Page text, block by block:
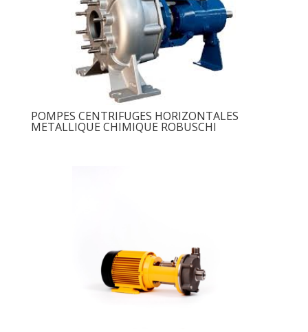
POMPES CENTRIFUGES HORIZONTALES
METALLIQUE CHIMIQUE ROBUSCHI